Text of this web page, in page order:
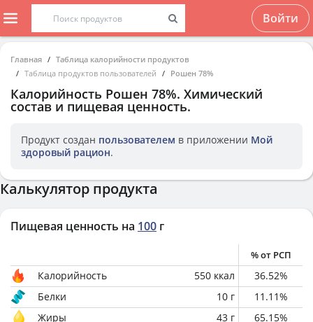
Войти
Главная
Таблица калорийности продуктов
Таблица продуктов пользователей
Рошен 78%
Калорийность Рошен 78%. Химический
состав и пищевая ценность.
Продукт создан пользователем в приложении Мой
здоровый рацион.
Калькулятор продукта
Пищевая ценность на 100 г
% от РСП
Калорийность 550 ккал 36.52%
Белки
10 г 11.11%
Жиры
43 г 65.15%